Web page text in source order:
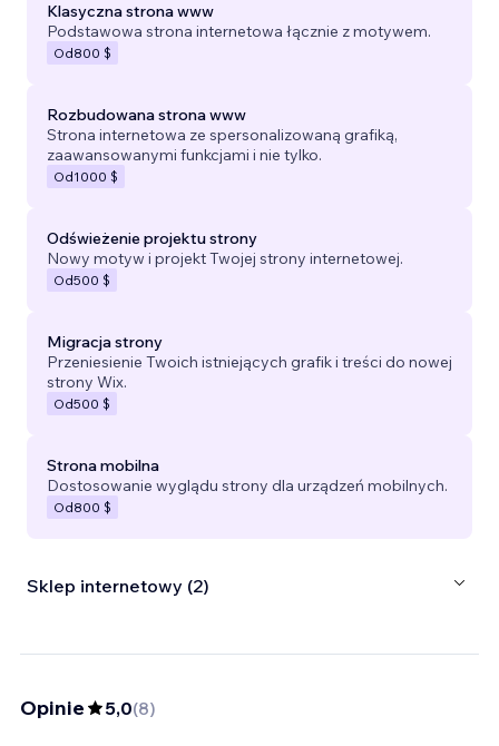
Klasyczna strona www
Podstawowa strona internetowa łącznie z motywem.
Od800 $
Rozbudowana strona www
Strona internetowa ze spersonalizowaną grafiką,
zaawansowanymi funkcjami i nie tylko.
Od1000 $
Odświeżenie projektu strony
Nowy motyw i projekt Twojej strony internetowej.
Od500 $
Migracja strony
Przeniesienie Twoich istniejących grafik i treści do nowej
strony Wix.
Od500 $
Strona mobilna
Dostosowanie wyglądu strony dla urządzeń mobilnych.
Od800 $
Sklep internetowy (2)
Opinie 5,0(8)